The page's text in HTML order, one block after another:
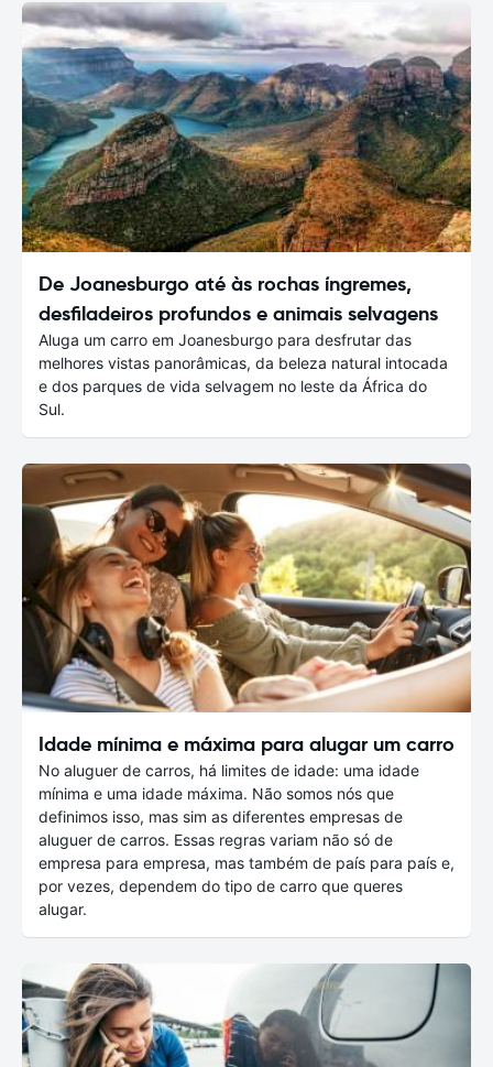
De Joanesburgo até às rochas íngremes,
desfiladeiros profundos e animais selvagens
Aluga um carro em Joanesburgo para desfrutar das
melhores vistas panorâmicas, da beleza natural intocada
e dos parques de vida selvagem no leste da África do
Sul.
Idade mínima e máxima para alugar um carro
No aluguer de carros, há limites de idade: uma idade
mínima e uma idade máxima. Não somos nós que
definimos isso, mas sim as diferentes empresas de
aluguer de carros. Essas regras variam não só de
empresa para empresa, mas também de país para país e,
por vezes, dependem do tipo de carro que queres
alugar.